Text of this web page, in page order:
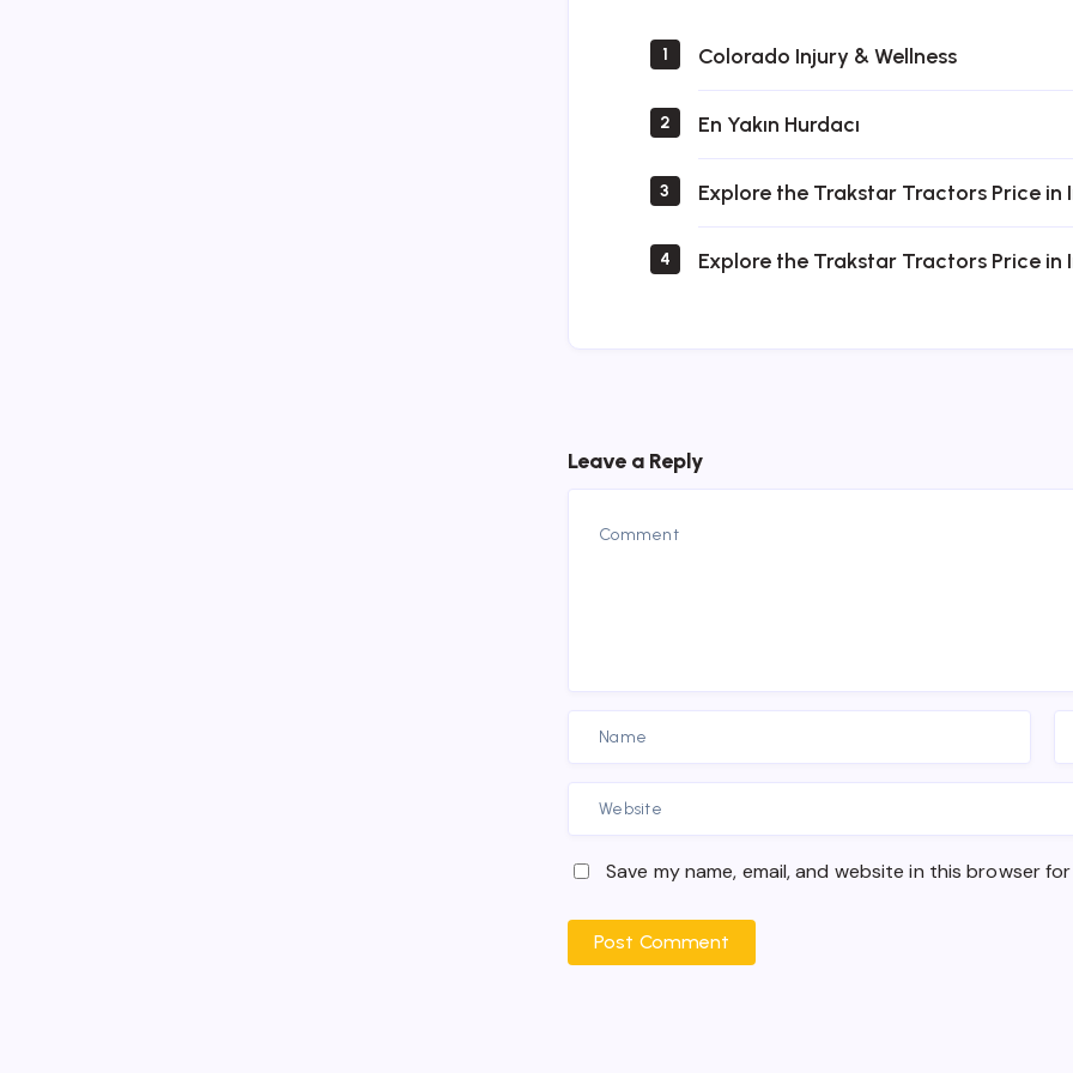
1 Colorado Injury & Wellness
2 En Yakın Hurdacı
3 Explore the Trakstar Tractors Price in
4 Explore the Trakstar Tractors Price in
Leave a Reply
Save my name, email, and website in this browser
Post Comment